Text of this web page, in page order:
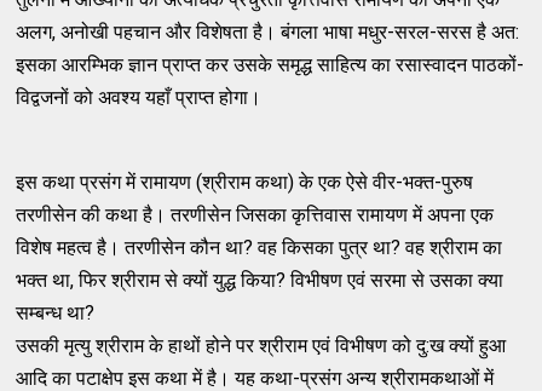
अलग, अनोखी पहचान और विशेषता है। बंगला भाषा मधुर-सरल-सरस है अत:
इसका आरम्भिक ज्ञान प्राप्त कर उसके समृद्ध साहित्य का रसास्वादन पाठकों-
विद्वजनों को अवश्य यहाँ प्राप्त होगा।
इस कथा प्रसंग में रामायण (श्रीराम कथा) के एक ऐसे वीर-भक्त-पुरुष
तरणीसेन की कथा है। तरणीसेन जिसका कृत्तिवास रामायण में अपना एक
विशेष महत्व है। तरणीसेन कौन था? वह किसका पुत्र था? वह श्रीराम का
भक्त था, फिर श्रीराम से क्यों युद्ध किया? विभीषण एवं सरमा से उसका क्या
सम्बन्ध था?
उसकी मृत्यु श्रीराम के हाथों होने पर श्रीराम एवं विभीषण को दु:ख क्यों हुआ
आदि का पटाक्षेप इस कथा में है। यह कथा-प्रसंग अन्य श्रीरामकथाओं में